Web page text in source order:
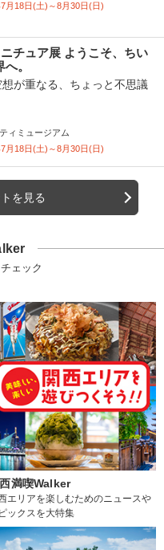
月18日(土)～8月30日(日)
チュア展 ようこそ、ちい
。
が重なる、ちょっと不思議
ィミュージアム
月18日(土)～8月30日(日)
を見る
ェック
満喫Walker
エリアを楽しむためのニュースや
ックスを大特集